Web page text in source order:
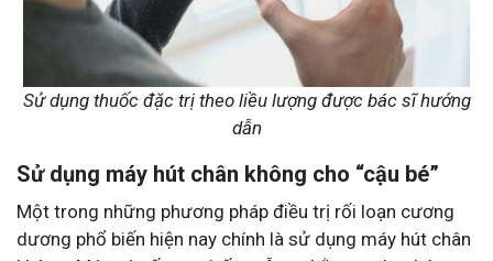
Sử dụng thuốc đặc trị theo liều lượng được bác sĩ hướng
dẫn
Sử dụng máy hút chân không cho “cậu bé”
Một trong những phương pháp điều trị rối loạn cương
dương phổ biến hiện nay chính là sử dụng máy hút chân